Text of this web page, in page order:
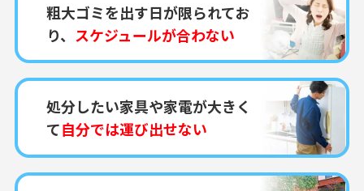
粗大ゴミを出す日が限られてお
り、 スケジュールが合わない
処分したい家具や家電が大きく
て自分では運び出せない